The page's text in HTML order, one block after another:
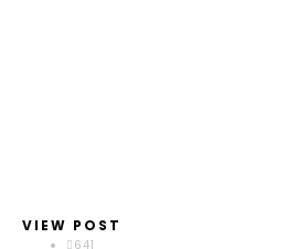
VIEW POST
641